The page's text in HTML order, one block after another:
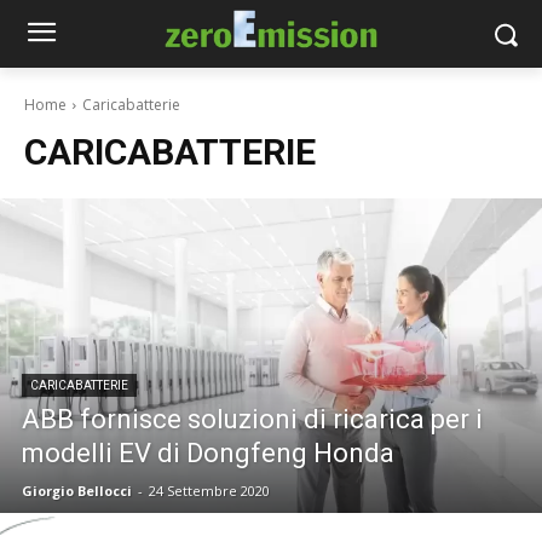
Home Caricabatterie
CARICABATTERIE
CARICABATTERIE
ABB fornisce soluzioni di ricarica per i
modelli EV di Dongfeng Honda
Giorgio Bellocci - 24 Settembre 2020